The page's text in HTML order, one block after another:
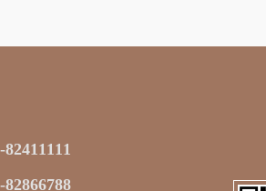
82411111
82866788